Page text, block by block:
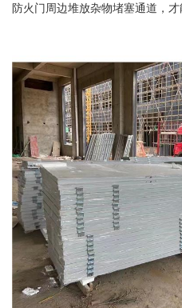
防火门周边堆放杂物堵塞通道，才